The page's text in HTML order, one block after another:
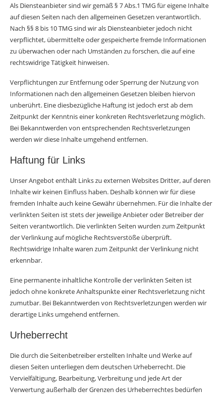
Als Diensteanbieter sind wir gemäß § 7 Abs.1 TMG für eigene Inhalte
auf diesen Seiten nach den allgemeinen Gesetzen verantwortlich.
Nach §§ 8 bis 10 TMG sind wir als Diensteanbieter jedoch nicht
verpflichtet, übermittelte oder gespeicherte fremde Informationen
zu überwachen oder nach Umständen zu forschen, die auf eine
rechtswidrige Tätigkeit hinweisen.
Verpflichtungen zur Entfernung oder Sperrung der Nutzung von
Informationen nach den allgemeinen Gesetzen bleiben hiervon
unberührt. Eine diesbezügliche Haftung ist jedoch erst ab dem
Zeitpunkt der Kenntnis einer konkreten Rechtsverletzung möglich.
Bei Bekanntwerden von entsprechenden Rechtsverletzungen
werden wir diese Inhalte umgehend entfernen.
Haftung für Links
Unser Angebot enthält Links zu externen Websites Dritter, auf deren
Inhalte wir keinen Einfluss haben. Deshalb können wir für diese
fremden Inhalte auch keine Gewähr übernehmen. Für die Inhalte der
verlinkten Seiten ist stets der jeweilige Anbieter oder Betreiber der
Seiten verantwortlich. Die verlinkten Seiten wurden zum Zeitpunkt
der Verlinkung auf mögliche Rechtsverstöße überprüft.
Rechtswidrige Inhalte waren zum Zeitpunkt der Verlinkung nicht
erkennbar.
Eine permanente inhaltliche Kontrolle der verlinkten Seiten ist
jedoch ohne konkrete Anhaltspunkte einer Rechtsverletzung nicht
zumutbar. Bei Bekanntwerden von Rechtsverletzungen werden wir
derartige Links umgehend entfernen.
Urheberrecht
Die durch die Seitenbetreiber erstellten Inhalte und Werke auf
diesen Seiten unterliegen dem deutschen Urheberrecht. Die
Vervielfältigung, Bearbeitung, Verbreitung und jede Art der
Verwertung außerhalb der Grenzen des Urheberrechtes bedürfen